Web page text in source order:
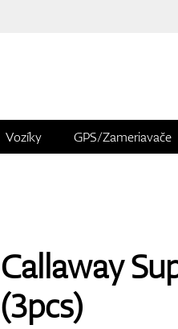
Vozíky GPS/Zameriavače
Callaway
(3pcs)